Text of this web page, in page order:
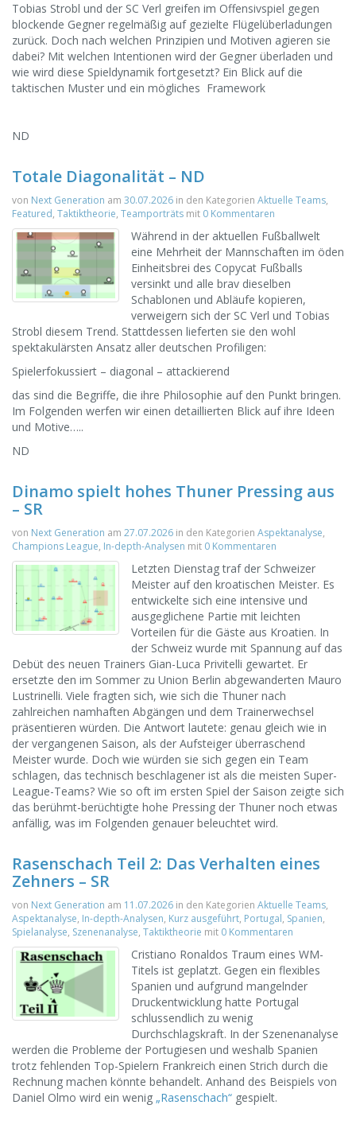
Tobias Strobl und der SC Verl greifen im Offensivspiel gegen
blockende Gegner regelmäßig auf gezielte Flügelüberladungen
zurück. Doch nach welchen Prinzipien und Motiven agieren sie
dabei? Mit welchen Intentionen wird der Gegner überladen und
wie wird diese Spieldynamik fortgesetzt? Ein Blick auf die
taktischen Muster und ein mögliches Framework
ND
Totale Diagonalität – ND
von Next Generation am 30.07.2026 in den Kategorien Aktuelle Teams,
Featured, Taktiktheorie, Teamporträts mit 0 Kommentaren
Während in der aktuellen Fußballwelt
eine Mehrheit der Mannschaften im öden
Einheitsbrei des Copycat Fußballs
versinkt und alle brav dieselben
Schablonen und Abläufe kopieren,
verweigern sich der SC Verl und Tobias
Strobl diesem Trend. Stattdessen lieferten sie den wohl
spektakulärsten Ansatz aller deutschen Profiligen:
Spielerfokussiert – diagonal – attackierend
das sind die Begriffe, die ihre Philosophie auf den Punkt bringen.
Im Folgenden werfen wir einen detaillierten Blick auf ihre Ideen
und Motive…..
ND
Dinamo spielt hohes Thuner Pressing aus
– SR
von Next Generation am 27.07.2026 in den Kategorien Aspektanalyse,
Champions League, In-depth-Analysen mit 0 Kommentaren
Letzten Dienstag traf der Schweizer
Meister auf den kroatischen Meister. Es
entwickelte sich eine intensive und
ausgeglichene Partie mit leichten
Vorteilen für die Gäste aus Kroatien. In
der Schweiz wurde mit Spannung auf das
Debüt des neuen Trainers Gian-Luca Privitelli gewartet. Er
ersetzte den im Sommer zu Union Berlin abgewanderten Mauro
Lustrinelli. Viele fragten sich, wie sich die Thuner nach
zahlreichen namhaften Abgängen und dem Trainerwechsel
präsentieren würden. Die Antwort lautete: genau gleich wie in
der vergangenen Saison, als der Aufsteiger überraschend
Meister wurde. Doch wie würden sie sich gegen ein Team
schlagen, das technisch beschlagener ist als die meisten Super-
League-Teams? Wie so oft im ersten Spiel der Saison zeigte sich
das berühmt-berüchtigte hohe Pressing der Thuner noch etwas
anfällig, was im Folgenden genauer beleuchtet wird.
Rasenschach Teil 2: Das Verhalten eines
Zehners – SR
von Next Generation am 11.07.2026 in den Kategorien Aktuelle Teams,
Aspektanalyse, In-depth-Analysen, Kurz ausgeführt, Portugal, Spanien,
Spielanalyse, Szenenanalyse, Taktiktheorie mit 0 Kommentaren
Cristiano Ronaldos Traum eines WM-
Titels ist geplatzt. Gegen ein flexibles
Spanien und aufgrund mangelnder
Druckentwicklung hatte Portugal
schlussendlich zu wenig
Durchschlagskraft. In der Szenenanalyse
werden die Probleme der Portugiesen und weshalb Spanien
trotz fehlenden Top-Spielern Frankreich einen Strich durch die
Rechnung machen könnte behandelt. Anhand des Beispiels von
Daniel Olmo wird ein wenig „Rasenschach“ gespielt.